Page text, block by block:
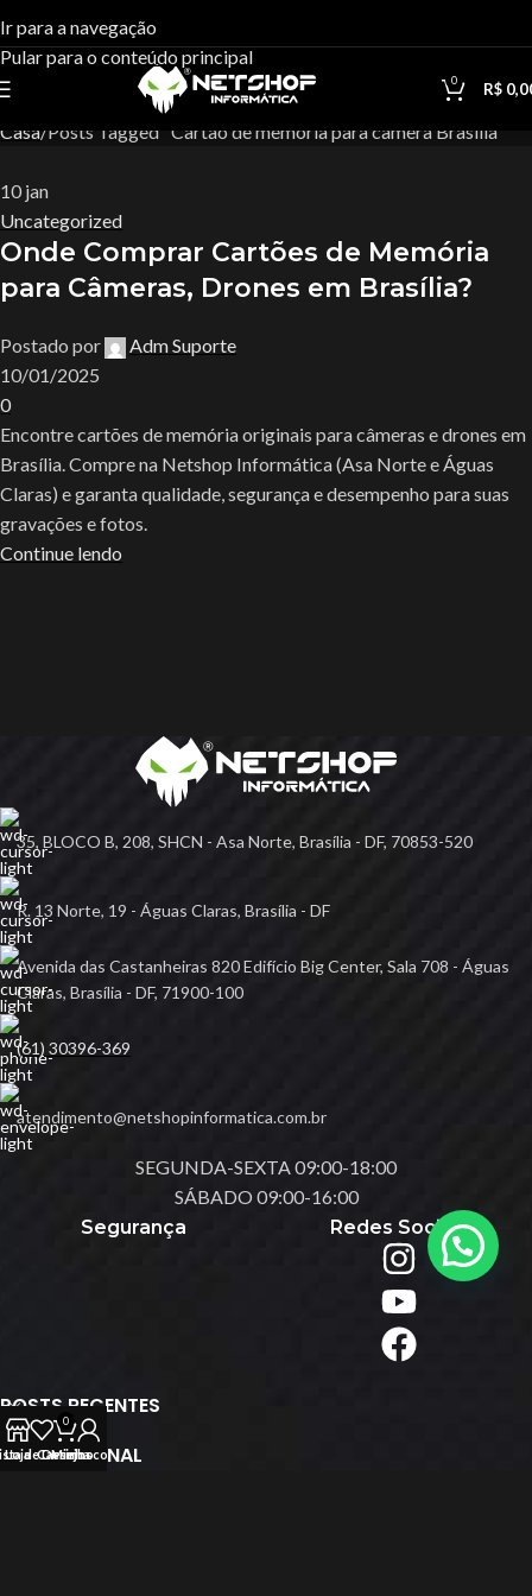
Ir para a navegação
Pular para o conteúdo principal
0 R$
Tag Archives:Cartão de
memória para câmera Brasília
Casa Posts Tagged "Cartão de memória para câmera Brasília"
10 jan
Uncategorized
Onde Comprar Cartões de Memória
para Câmeras, Drones em Brasília?
Postado por
Adm Suporte
10/01/2025
0
Encontre cartões de memória originais para câmeras e drones em
Brasília. Compre na Netshop Informática (Asa Norte e Águas
Claras) e garanta qualidade, segurança e desempenho para suas
gravações e fotos.
Continue lendo
35, BLOCO B, 208, SHCN - Asa Norte, Brasília - DF, 70853-520
R. 13 Norte, 19 - Águas Claras, Brasília - DF
Avenida das Castanheiras 820 Edifício Big Center, Sala 708 - Águas
Claras, Brasília - DF, 71900-100
(61) 30396-369
atendimento@netshopinformatica.com.br
SEGUNDA-SEXTA 09:00-18:00
SÁBADO 09:00-16:00
Segurança
Redes Sociais
POSTS RECENTES
INSTITUCIONAL
Lojade Desejos
0
Carrinho
Minha conta